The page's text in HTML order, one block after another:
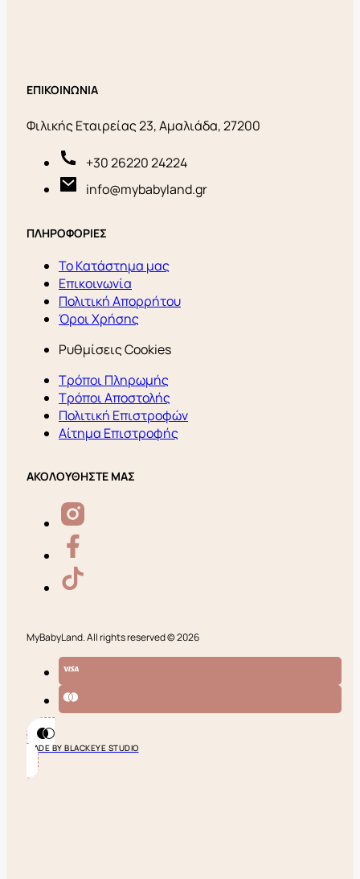
ΕΠΙΚΟΙΝΩΝΙΑ
Φιλικής Εταιρείας 23, Αμαλιάδα, 27200
+30 26220 24224
info@mybabyland.gr
ΠΛΗΡΟΦΟΡΙΕΣ
Το Κατάστημα μας
Επικοινωνία
Πολιτική Απορρήτου
Όροι Χρήσης
Ρυθμίσεις Cookies
Τρόποι Πληρωμής
Τρόποι Αποστολής
Πολιτική Επιστροφών
Αίτημα Επιστροφής
ΑΚΟΛΟΥΘΗΣΤΕ ΜΑΣ
MyBabyLand. All rights reserved © 2026
MADE BY BLACKEYE STUDIO